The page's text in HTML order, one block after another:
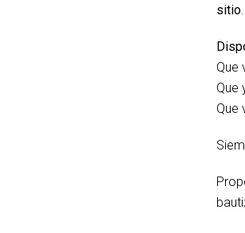
sitio.
Que
Que
Que